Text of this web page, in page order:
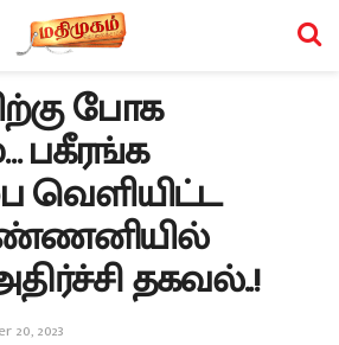
போக
பகீரங்க
வெளியிட்ட
தகவல்..!
20, 2023